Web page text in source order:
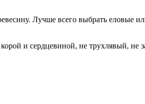
Лучше всего выбрать еловые
и сердцевиной, не трухлявый, не